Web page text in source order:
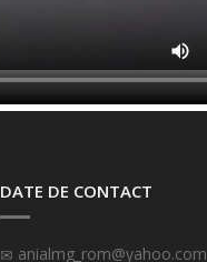
DATE DE CONTACT
anialmg_rom@yahoo.com